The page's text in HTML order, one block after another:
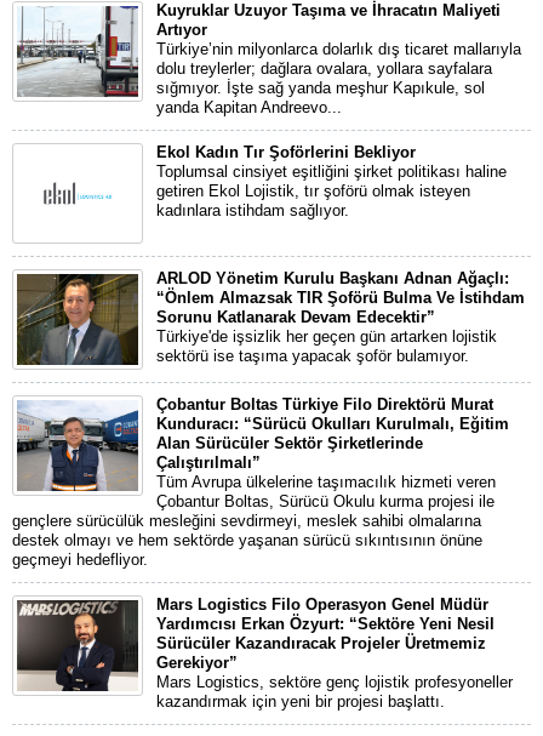
Kuyruklar Uzuyor Taşıma ve İhracatın Maliyeti
Artıyor
Türkiye’nin milyonlarca dolarlık dış ticaret mallarıyla
dolu treylerler; dağlara ovalara, yollara sayfalara
sığmıyor. İşte sağ yanda meşhur Kapıkule, sol
yanda Kapitan Andreevo...
Ekol Kadın Tır Şoförlerini Bekliyor
Toplumsal cinsiyet eşitliğini şirket politikası haline
getiren Ekol Lojistik, tır şoförü olmak isteyen
kadınlara istihdam sağlıyor.
ARLOD Yönetim Kurulu Başkanı Adnan Ağaçlı:
“Önlem Almazsak TIR Şoförü Bulma Ve İstihdam
Sorunu Katlanarak Devam Edecektir”
Türkiye'de işsizlik her geçen gün artarken lojistik
sektörü ise taşıma yapacak şoför bulamıyor.
Çobantur Boltas Türkiye Filo Direktörü Murat
Kunduracı: “Sürücü Okulları Kurulmalı, Eğitim
Alan Sürücüler Sektör Şirketlerinde
Çalıştırılmalı”
Tüm Avrupa ülkelerine taşımacılık hizmeti veren
Çobantur Boltas, Sürücü Okulu kurma projesi ile
gençlere sürücülük mesleğini sevdirmeyi, meslek sahibi olmalarına
destek olmayı ve hem sektörde yaşanan sürücü sıkıntısının önüne
geçmeyi hedefliyor.
Mars Logistics Filo Operasyon Genel Müdür
Yardımcısı Erkan Özyurt: “Sektöre Yeni Nesil
Sürücüler Kazandıracak Projeler Üretmemiz
Gerekiyor”
Mars Logistics, sektöre genç lojistik profesyoneller
kazandırmak için yeni bir projesi başlattı.